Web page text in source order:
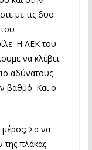
με τις δυο
Η ΑΕΚ του
να κλέβει
αδύνατους
βαθμό. Και ο
Σα να
της πλάκας.